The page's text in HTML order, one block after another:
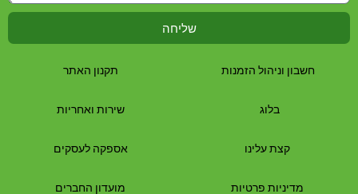
שליחה
חשבון וניהול הזמנות
בלוג
קצת עלינו
מדיניות פרטיות
תקנון האתר
שירות ואחריות
אספקה לעסקים
מועדון החברים